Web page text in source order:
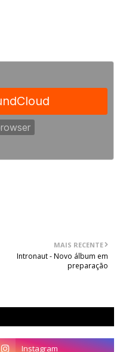
MAIS RECENTE
Intronaut - Novo álbum em
preparação